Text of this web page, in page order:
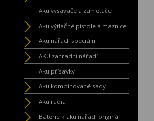
Aku vysavače a zametače
Aku výtlačné pistole a maznice
Aku nářadí speciální
AKU zahradní nářadí
Aku přísavky
Aku kombinované sady
Aku rádia
Baterie k aku nářadí originál